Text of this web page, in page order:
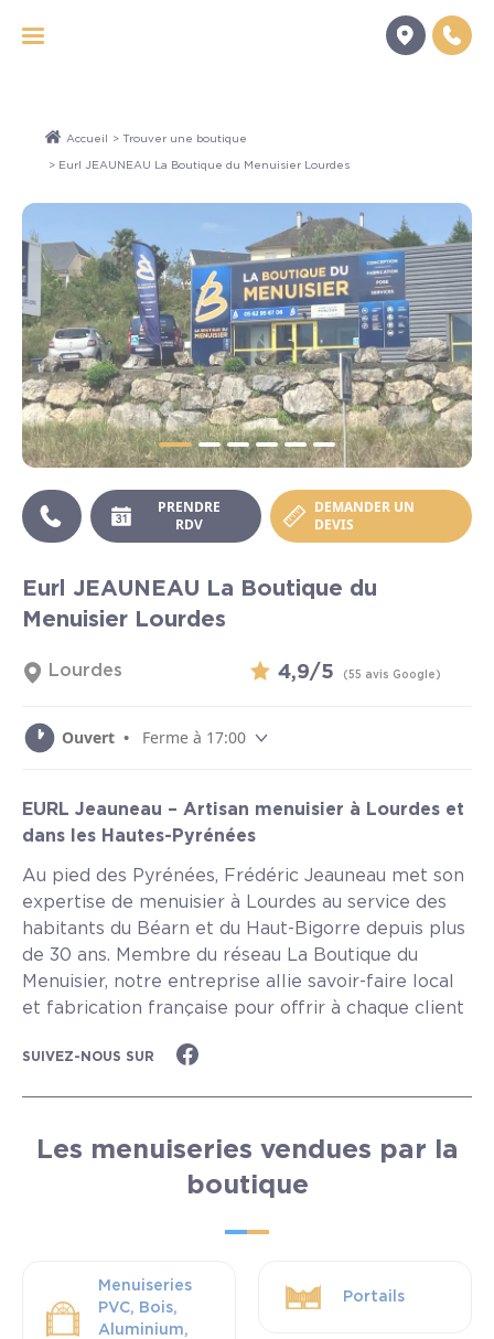
Accueil > Trouver une boutique
> Eurl JEAUNEAU La Boutique du Menuisier Lourdes
Eurl JEAUNEAU La Boutique du
Menuisier Lourdes
Lourdes 4,9/5 (55 avis Google)
PRENDRE
RDV
DEMANDER UN
DEVIS
Ouvert • Ferme à 17:00
EURL Jeauneau – Artisan menuisier à Lourdes et
dans les Hautes-Pyrénées
Au pied des Pyrénées, Frédéric Jeauneau met son
expertise de menuisier à Lourdes au service des
habitants du Béarn et du Haut-Bigorre depuis plus
de 30 ans. Membre du réseau La Boutique du
Menuisier, notre entreprise allie savoir-faire local
et fabrication française pour offrir à chaque client
SUIVEZ-NOUS SUR
Les menuiseries vendues par la
boutique
Menuiseries
PVC, Bois,
Aluminium,
Portails